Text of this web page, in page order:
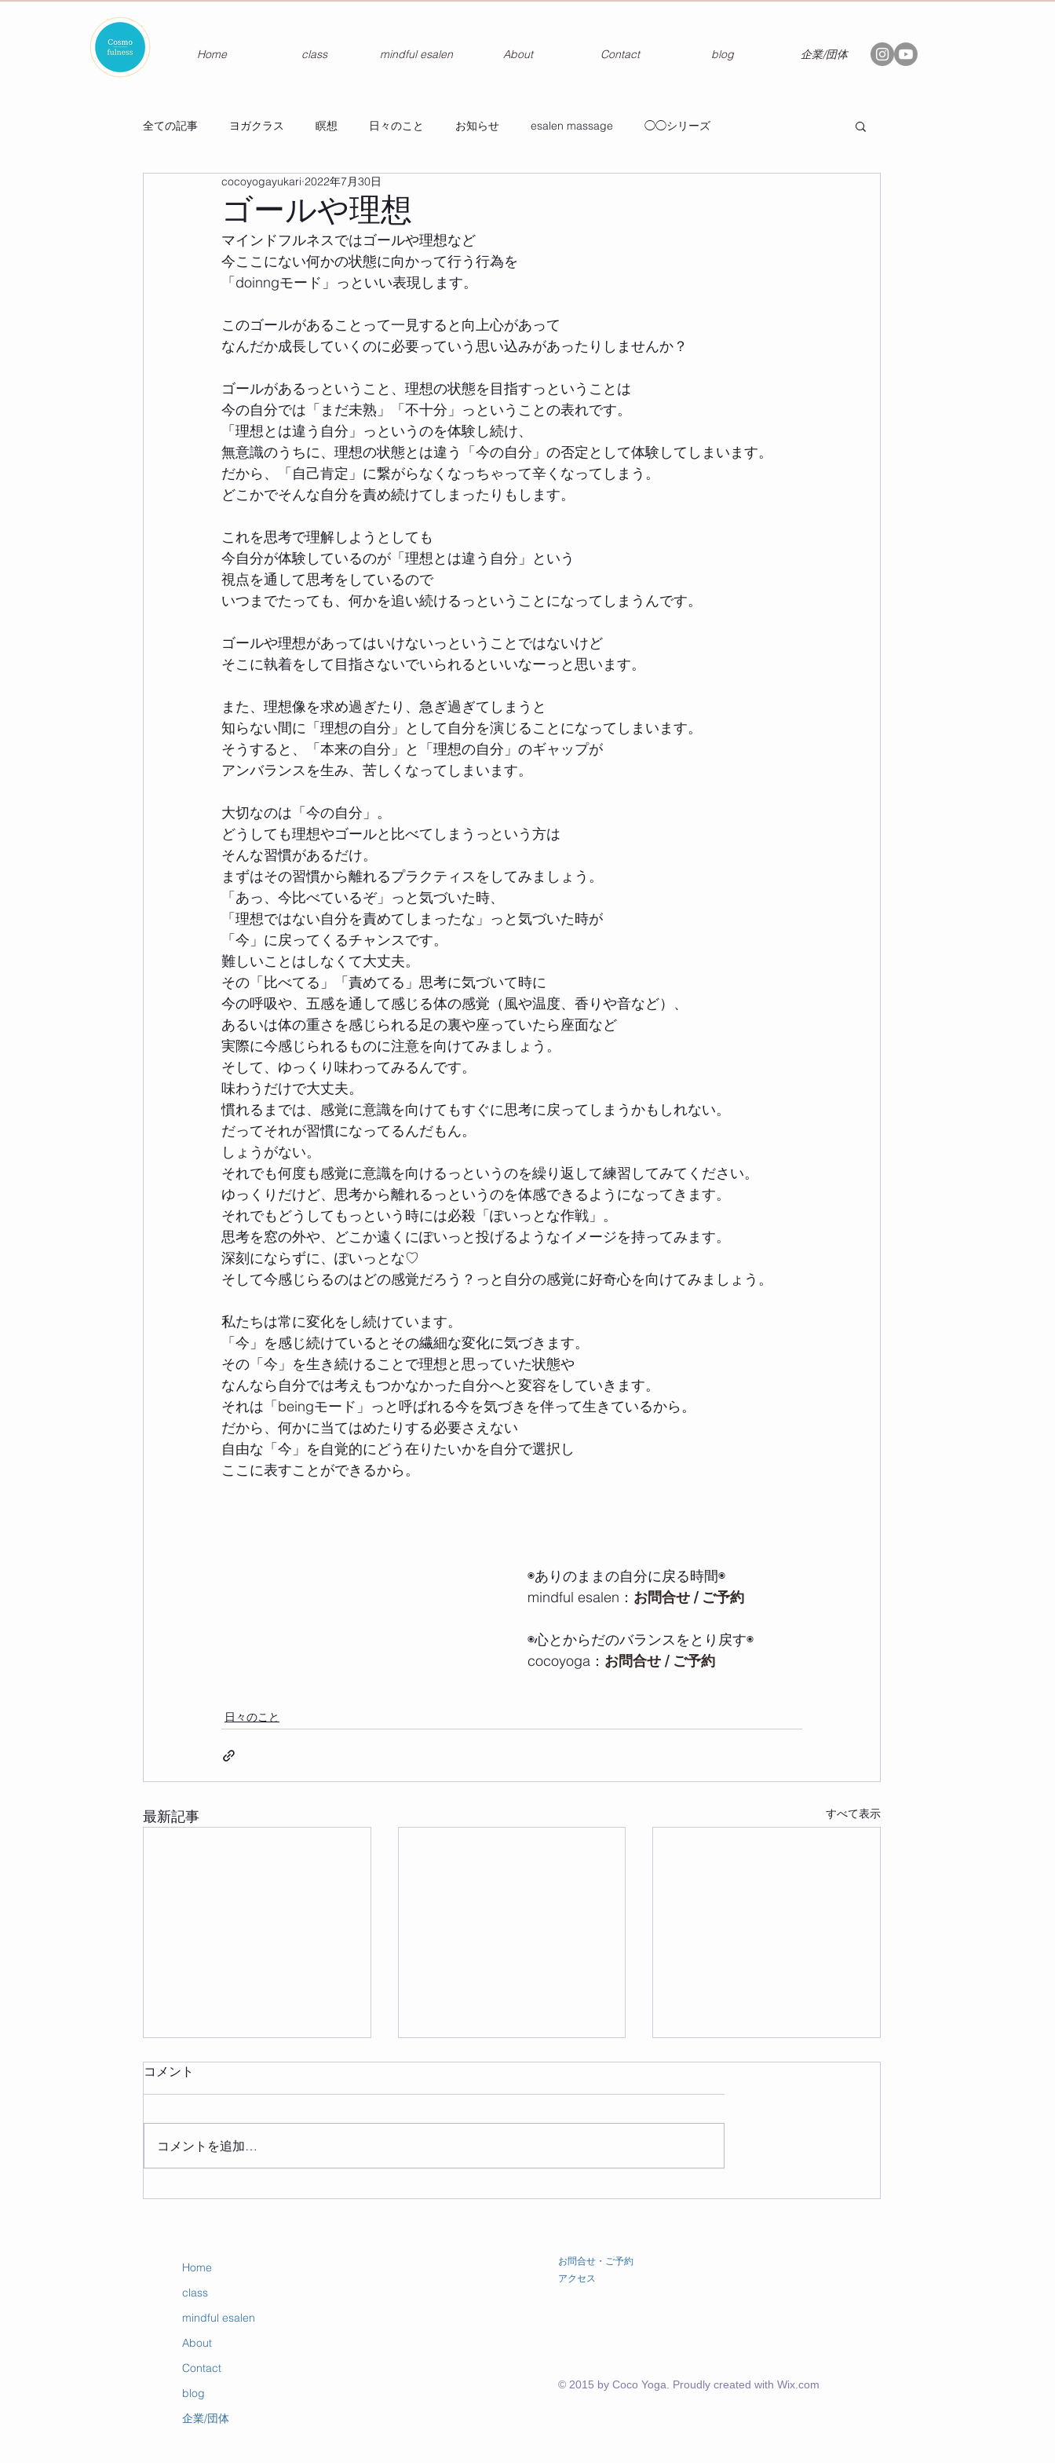
Home class mindful esalen About Contact blog 企業/団体
全ての記事 ヨガクラス 瞑想 日々のこと お知らせ esalen massage ◯◯シリーズ
ゴールや理想
cocoyogayukari 2022年7月30日
マインドフルネスではゴールや理想など
今ここにない何かの状態に向かって行う行為を
「doinngモード」っといい表現します。
このゴールがあることって一見すると向上心があって
なんだか成長していくのに必要っていう思い込みがあったりしませんか？
ゴールがあるっということ、理想の状態を目指すっということは
今の自分では「まだ未熟」「不十分」っということの表れです。
「理想とは違う自分」っというのを体験し続け、
無意識のうちに、理想の状態とは違う「今の自分」の否定として体験してしまいます。
だから、「自己肯定」に繋がらなくなっちゃって辛くなってしまう。
どこかでそんな自分を責め続けてしまったりもします。
これを思考で理解しようとしても
今自分が体験しているのが「理想とは違う自分」という
視点を通して思考をしているので
いつまでたっても、何かを追い続けるっということになってしまうんです。
ゴールや理想があってはいけないっということではないけど
そこに執着をして目指さないでいられるといいなーっと思います。
また、理想像を求め過ぎたり、急ぎ過ぎてしまうと
知らない間に「理想の自分」として自分を演じることになってしまいます。
そうすると、「本来の自分」と「理想の自分」のギャップが
アンバランスを生み、苦しくなってしまいます。
大切なのは「今の自分」。
どうしても理想やゴールと比べてしまうっという方は
そんな習慣があるだけ。
まずはその習慣から離れるプラクティスをしてみましょう。
「あっ、今比べているぞ」っと気づいた時、
「理想ではない自分を責めてしまったな」っと気づいた時が
「今」に戻ってくるチャンスです。
難しいことはしなくて大丈夫。
その「比べてる」「責めてる」思考に気づいて時に
今の呼吸や、五感を通して感じる体の感覚（風や温度、香りや音など）、
あるいは体の重さを感じられる足の裏や座っていたら座面など
実際に今感じられるものに注意を向けてみましょう。
そして、ゆっくり味わってみるんです。
味わうだけで大丈夫。
慣れるまでは、感覚に意識を向けてもすぐに思考に戻ってしまうかもしれない。
だってそれが習慣になってるんだもん。
しょうがない。
それでも何度も感覚に意識を向けるっというのを繰り返して練習してみてください。
ゆっくりだけど、思考から離れるっというのを体感できるようになってきます。
それでもどうしてもっという時には必殺「ぽいっとな作戦」。
思考を窓の外や、どこか遠くにぽいっと投げるようなイメージを持ってみます。
深刻にならずに、ぽいっとな♡
そして今感じらるのはどの感覚だろう？っと自分の感覚に好奇心を向けてみましょう。
私たちは常に変化をし続けています。
「今」を感じ続けているとその繊細な変化に気づきます。
その「今」を生き続けることで理想と思っていた状態や
なんなら自分では考えもつかなかった自分へと変容をしていきます。
それは「beingモード」っと呼ばれる今を気づきを伴って生きているから。
だから、何かに当てはめたりする必要さえない
自由な「今」を自覚的にどう在りたいかを自分で選択し
ここに表すことができるから。
◉ありのままの自分に戻る時間◉
mindful esalen： お問合せ / ご予約
◉心とからだのバランスをとり戻す◉
cocoyoga： お問合せ / ご予約
日々のこと
最新記事 すべて表示
コメント
コメントを追加…
Home
class
mindful esalen
About
Contact
blog
企業/団体
​お問合せ・ご予約
​アクセス
© 2015 by Coco Yoga. Proudly created with Wix.com